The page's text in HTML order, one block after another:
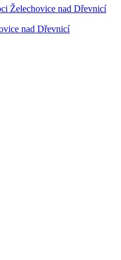
Želechovice nad Dřevnicí
nad Dřevnicí